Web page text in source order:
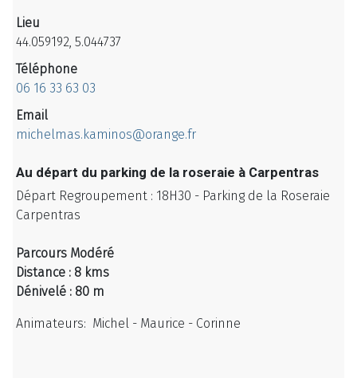
Lieu
44.059192, 5.044737
Téléphone
06 16 33 63 03
Email
michelmas.kaminos@orange.fr
Au départ du parking de la roseraie à Carpentras
Départ Regroupement : 18H30 - Parking de la Roseraie
Carpentras
Parcours Modéré
Distance : 8 kms
Dénivelé : 80 m
Animateurs: Michel - Maurice - Corinne